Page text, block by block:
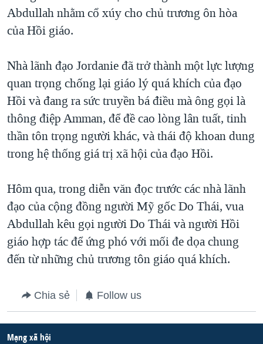
SỨC KHOẺ
VĂN HOÁ
GIÁO DỤC
TRỊNH VĨNH BÌNH - NGƯỜI HẠ 'BÊN THẮNG CUỘC'
GROUND ZERO – XƯA VÀ NAY
CÁC GIÁ TRỊ CỘNG HÒA Ở VIỆT NAM
THƯỢNG ĐỈNH TRUMP-KIM TẠI VIỆT NAM
TRỊNH VĨNH BÌNH VS. CHÍNH PHỦ VIỆT NAM
NGƯ DÂN VIỆT VÀ LÀN SÓNG TRỘM HẢI SÂM
QUAN HỆ VIỆT MỸ
Ngôn ngữ khác
Abdullah nhằm cổ xúy cho chủ trương ôn hòa
của Hồi giáo.
Nhà lãnh đạo Jordanie đã trở thành một lực lượng
quan trọng chống lại giáo lý quá khích của đạo
Hồi và đang ra sức truyền bá điều mà ông gọi là
thông điệp Amman, để đề cao lòng lân tuất, tinh
thần tôn trọng người khác, và thái độ khoan dung
trong hệ thống giá trị xã hội của đạo Hồi.
Hôm qua, trong diễn văn đọc trước các nhà lãnh
đạo của cộng đồng người Mỹ gốc Do Thái, vua
Abdullah kêu gọi người Do Thái và người Hồi
giáo hợp tác để ứng phó với mối đe dọa chung
đến từ những chủ trương tôn giáo quá khích.
Chia sẻ Follow us
Mạng xã hội